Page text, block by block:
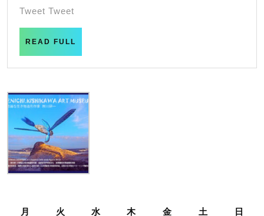
日
Tweet Tweet
READ FULL
月 火 水 木 金 土 日